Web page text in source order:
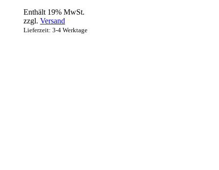
Enthält 19% MwSt.
zzgl. Versand
Lieferzeit: 3-4 Werktage